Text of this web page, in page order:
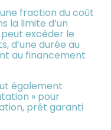
fraction du coût
la limite d’un
excéder le
d’une durée au
au financement
également
» pour
prêt garanti